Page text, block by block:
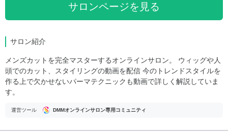
サロンページを見る
サロン紹介
メンズカットを完全マスターするオンラインサロン。 ウィッグや人
頭でのカット、スタイリングの動画を配信 今のトレンドスタイルを
作る上で欠かせないパーマテクニックも動画で詳しく解説していま
す。
運営ツール DMMオンラインサロン専用コミュニティ